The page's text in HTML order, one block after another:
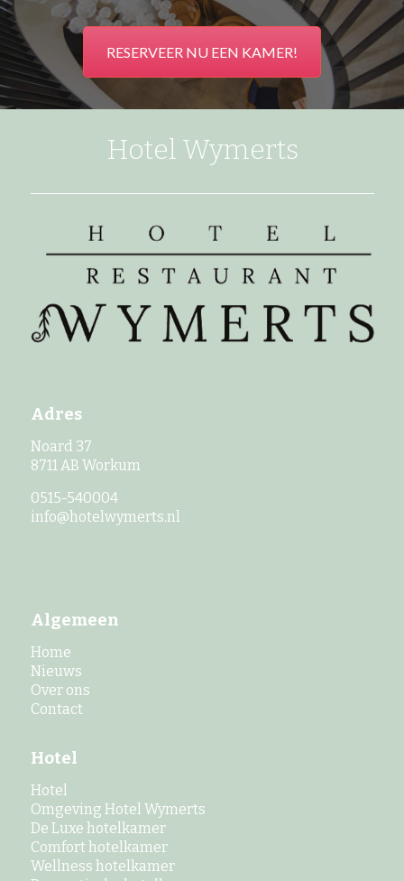
RESERVEER NU EEN KAMER!
Hotel Wymerts
Adres
Noard 37
8711 AB Workum
0515-540004
info@hotelwymerts.nl
Algemeen
Home
Nieuws
Over ons
Contact
Hotel
Hotel
Omgeving Hotel Wymerts
De Luxe hotelkamer
Comfort hotelkamer
Wellness hotelkamer